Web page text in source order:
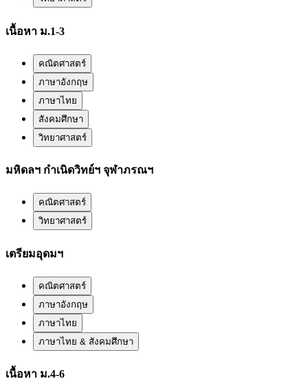
เนื้อหา ม.1-3
คณิตศาสตร์
ภาษาอังกฤษ
ภาษาไทย
สังคมศึกษา
วิทยาศาสตร์
มหิดลฯ กำเนิดวิทย์ฯ จุฬาภรณฯ
คณิตศาสตร์
วิทยาศาสตร์
เตรียมอุดมฯ
คณิตศาสตร์
ภาษาอังกฤษ
ภาษาไทย
ภาษาไทย & สังคมศึกษา
เนื้อหา ม.4-6